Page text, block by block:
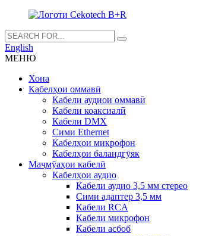
English
МЕНЮ
Хона
Кабелҳои оммавӣ
Кабели аудиои оммавӣ
Кабели коаксиалӣ
Кабели DMX
Сими Ethernet
Кабелҳои микрофон
Кабелҳои баландгӯяк
Маҷмӯаҳои кабелӣ
Кабелҳои аудио
Кабели аудио 3,5 мм стерео
Сими адаптер 3,5 мм
Кабели RCA
Кабели микрофон
Кабели асбоб